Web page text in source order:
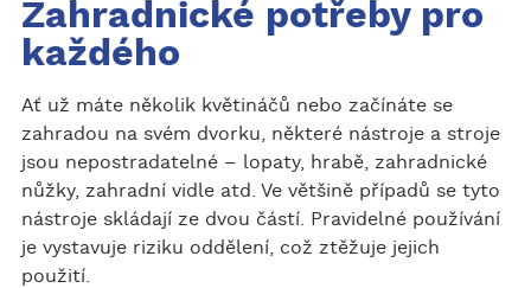
Zahradnické potřeby pro
každého
Ať už máte několik květináčů nebo začínáte se
zahradou na svém dvorku, některé nástroje a stroje
jsou nepostradatelné – lopaty, hrabě, zahradnické
nůžky, zahradní vidle atd. Ve většině případů se tyto
nástroje skládají ze dvou částí. Pravidelné používání
je vystavuje riziku oddělení, což ztěžuje jejich
použití.